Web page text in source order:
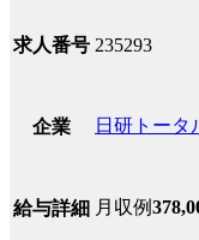
求人番号 235293
企業 日研トータ
給与詳細 月収例